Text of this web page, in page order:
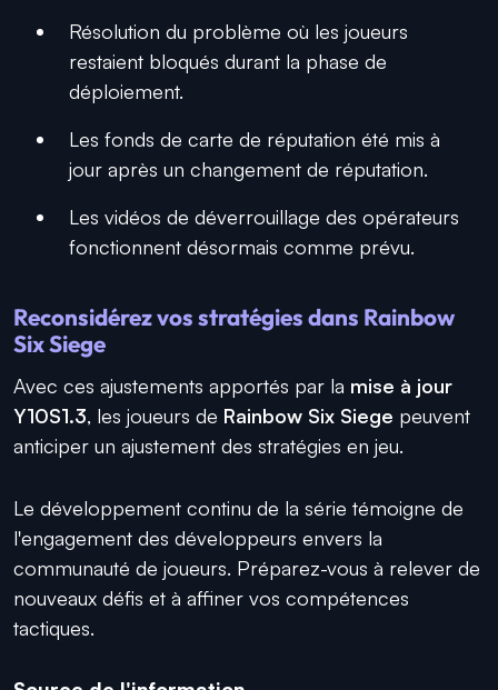
Résolution du problème où les joueurs
restaient bloqués durant la phase de
déploiement.
Les fonds de carte de réputation été mis à
jour après un changement de réputation.
Les vidéos de déverrouillage des opérateurs
fonctionnent désormais comme prévu.
Reconsidérez vos stratégies dans Rainbow
Six Siege
Avec ces ajustements apportés par la mise à jour
Y10S1.3, les joueurs de Rainbow Six Siege peuvent
anticiper un ajustement des stratégies en jeu.
Le développement continu de la série témoigne de
l'engagement des développeurs envers la
communauté de joueurs. Préparez-vous à relever de
nouveaux défis et à affiner vos compétences
tactiques.